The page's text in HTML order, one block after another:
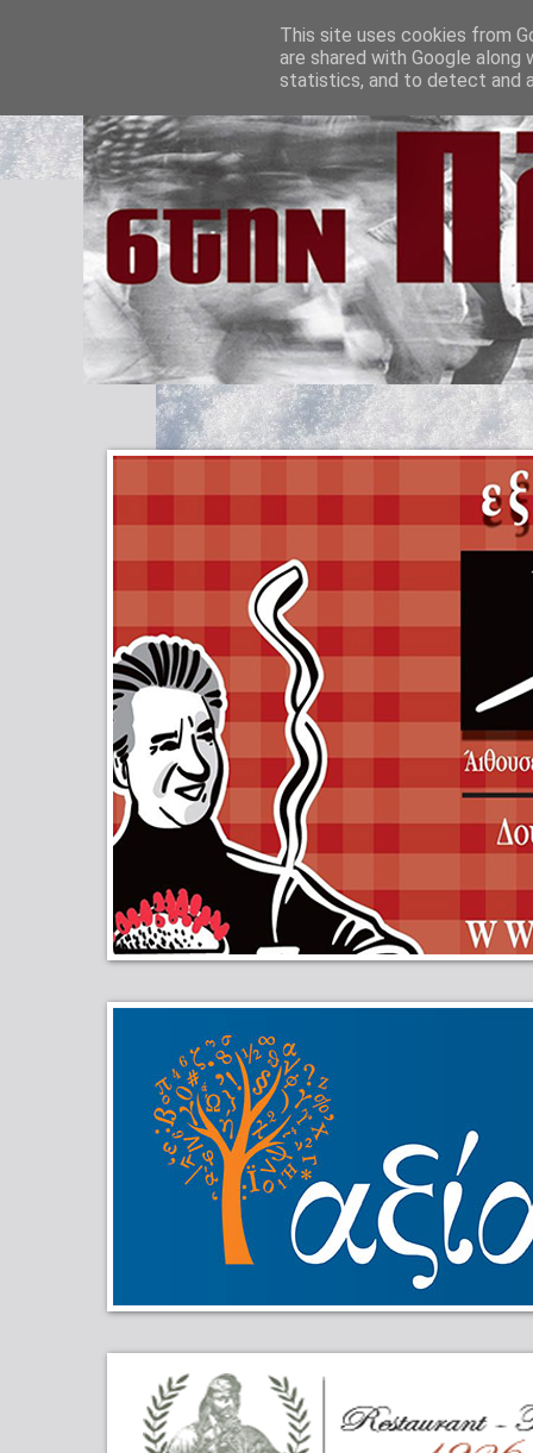
This site uses cookies from
are shared with Google
statistics, and to detect and